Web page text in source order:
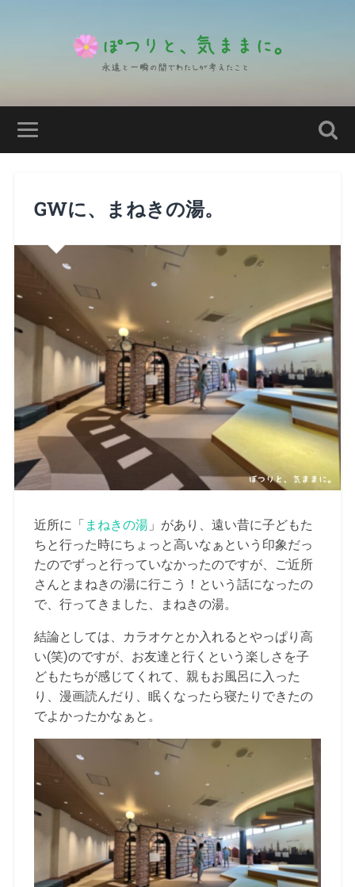
GWに、まねきの湯。
近所に「 まねきの湯」があり、遠い昔に子どもた
ちと行った時にちょっと高いなぁという印象だっ
たのでずっと行っていなかったのですが、ご近所
さんとまねきの湯に行こう！という話になったの
で、行ってきました、まねきの湯。
結論としては、カラオケとか入れるとやっぱり高
い(笑)のですが、お友達と行くという楽しさを子
どもたちが感じてくれて、親もお風呂に入った
り、漫画読んだり、眠くなったら寝たりできたの
でよかったかなぁと。